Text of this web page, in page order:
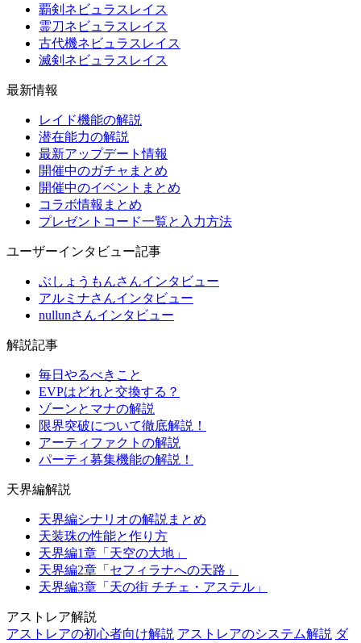
覇剣ネビュラスレイス
霊刀ネビュラスレイス
古代機ネビュラスレイス
滅剣ネビュラスレイス
最新情報
レイド機能の解説
潜在能力の解説
最新アップデート情報
開催中のガチャまとめ
開催中のイベントまとめ
コラボ情報まとめ
プレゼントコード一覧と入力方法
ユーザーインタビュー記事
ぶしょうもんさんインタビュー
アルミナさんインタビュー
nullunさんインタビュー
解説記事
毎日やるべきこと
EVPはどれと交換する？
ゾーンとマナの解説
限界突破について徹底解説！
アーティファクトの解説
パーティ募集機能の解説！
天界編解説
天界編シナリオの解説まとめ
天装珠の性能と作り方
天界編1章「天空の大地」
天界編2章「セフィラナへの天路」
天界編3章「天の街 チチェ・アステル」
アストレア解説
アストレアの初心者向け解説 アストレアのシステム解説 ダ